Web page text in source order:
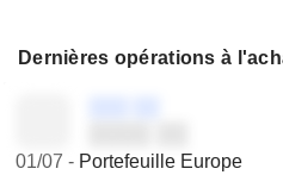
Dernières opérations à
01/07 - Portefeuille Europe